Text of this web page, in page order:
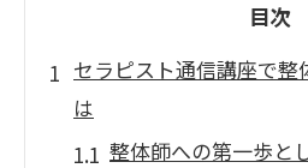
目次
セラピスト通信講座で整
は
整体師への第一歩と